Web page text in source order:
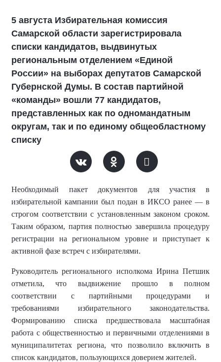
5 августа Избирательная комиссия
Самарской области зарегистрировала
списки кандидатов, выдвинутых
региональным отделением «Единой
России» на выборах депутатов Самарской
Губернской Думы. В состав партийной
«команды» вошли 77 кандидатов,
представленных как по одномандатным
округам, так и по единому общеобластному
списку
Необходимый пакет документов для участия в
избирательной кампании был подан в ИКСО ранее — в
строгом соответствии с установленным законом сроком.
Таким образом, партия полностью завершила процедуру
регистрации на региональном уровне и приступает к
активной фазе встреч с избирателями.
Руководитель регионального исполкома Ирина Петшик
отметила, что выдвижение прошло в полном
соответствии с партийными процедурами и
требованиями избирательного законодательства.
Формированию списка предшествовала масштабная
работа с общественностью и первичными отделениями в
муниципалитетах региона, что позволило включить в
список кандидатов, пользующихся доверием жителей.